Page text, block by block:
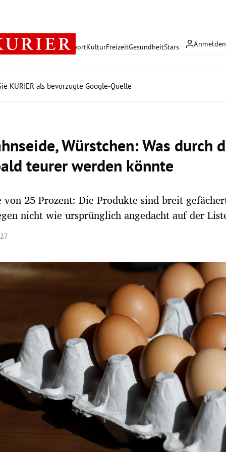
Anmelden
PolitikWirtschaft SportKulturFreizeitGesundheitStars
KURIER als bevorzugte Google-Quelle
Würstchen: Was durch
teurer werden könnte
von 25 Prozent: Die Produkte sind breit
nicht wie ursprünglich angedacht auf der
öffnen/schließen